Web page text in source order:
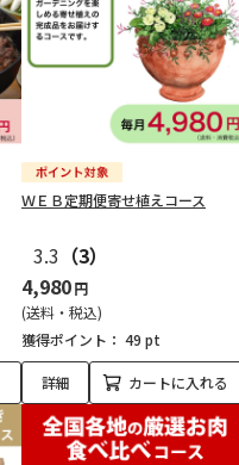
ＷＥＢ定期便寄せ植えコース
3.3 （3）
4,980円
(送料・税込)
獲得ポイント： 49 pt
詳細 カートに入れる